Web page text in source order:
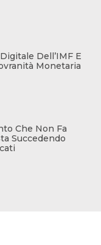
Dell’IMF E
Monetaria
Che Non Fa
Succedendo